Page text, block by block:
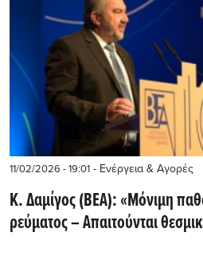
11/02/2026 - 19:01 - Ενέργεια & Αγορές
Κ. Δαμίγος (ΒΕΑ): «Μόνιμη
ρεύματος – Απαιτούνται